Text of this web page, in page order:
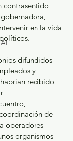
contrasentido
en la vida
difundidos
y
recibido
de
operadores
organismos